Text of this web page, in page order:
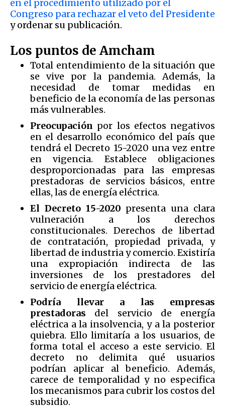
en el procedimiento utilizado por el
Congreso para rechazar el veto del Presidente
y ordenar su publicación.
Los puntos de Amcham
Total entendimiento de la situación que
se vive por la pandemia. Además, la
necesidad de tomar medidas en
beneficio de la economía de las personas
más vulnerables.
Preocupación por los efectos negativos
en el desarrollo económico del país que
tendrá el Decreto 15-2020 una vez entre
en vigencia. Establece obligaciones
desproporcionadas para las empresas
prestadoras de servicios básicos, entre
ellas, las de energía eléctrica.
El Decreto 15-2020 presenta una clara
vulneración a los derechos
constitucionales. Derechos de libertad
de contratación, propiedad privada, y
libertad de industria y comercio. Existiría
una expropiación indirecta de las
inversiones de los prestadores del
servicio de energía eléctrica.
Podría llevar a las empresas
prestadoras del servicio de energía
eléctrica a la insolvencia, y a la posterior
quiebra. Ello limitaría a los usuarios, de
forma total el acceso a este servicio. El
decreto no delimita qué usuarios
podrían aplicar al beneficio. Además,
carece de temporalidad y no especifica
los mecanismos para cubrir los costos del
subsidio.